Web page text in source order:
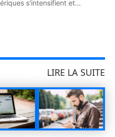
s'intensifient et…
LIRE LA SUITE